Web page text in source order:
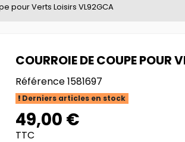
pour Verts Loisirs VL92GCA
COURROIE DE COUPE POUR
Référence1581697
Derniers articles en stock
49,00 €
TTC